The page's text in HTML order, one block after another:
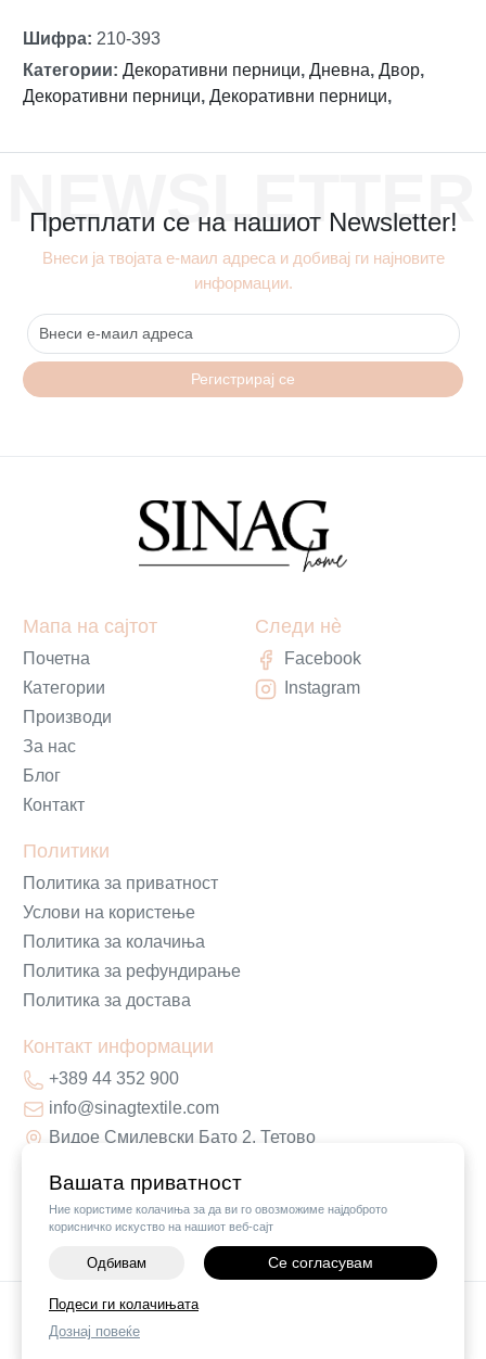
Вашата приватност
Ние користиме колачиња за да ви го овозможиме најдоброто
корисничко искуство на нашиот веб-сајт
Одбивам Се согласувам
Подеси ги колачињата
Дознај повеќе
Шифра: 210-393
Категории: Декоративни перници, Дневна, Двор,
Декоративни перници, Декоративни перници,
+
NEWSLETTER
Претплати се на нашиот Newsletter!
Внеси ја твојата е-маил адреса и добивај ги најновите
информации.
Регистрирај се
Мапа на сајтот
Почетна
Категории
Производи
За нас
Блог
Контакт
Политики
Политика за приватност
Услови на користење
Политика за колачиња
Политика за рефундирање
Политика за достава
Контакт информации
+389 44 352 900
info@sinagtextile.com
Видое Смилевски Бато 2, Тетово
Следи нè
Facebook
Instagram
©2026Vendor x
Поставки за колачиња